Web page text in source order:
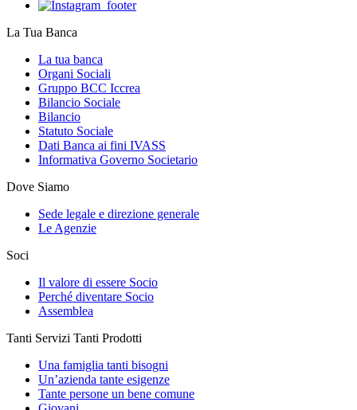
La Tua Banca
La tua banca
Organi Sociali
Gruppo BCC Iccrea
Bilancio Sociale
Bilancio
Statuto Sociale
Dati Banca ai fini IVASS
Informativa Governo Societario
Dove Siamo
Sede legale e direzione generale
Le Agenzie
Soci
Il valore di essere Socio
Perché diventare Socio
Assemblea
Tanti Servizi Tanti Prodotti
Una famiglia tanti bisogni
Un’azienda tante esigenze
Tante persone un bene comune